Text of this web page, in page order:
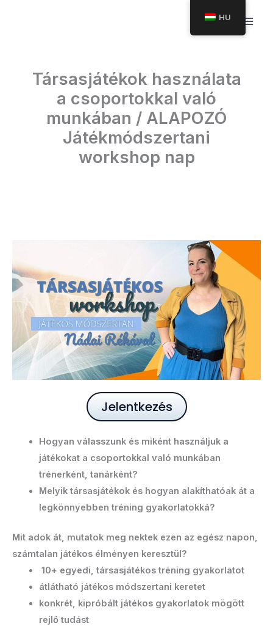
Társasjátékok használata
a csoportokkal való
munkában / ALAPOZÓ
Játékmódszertani
workshop nap
Hogyan válasszunk és miként használjuk a
játékokat a csoportokkal való munkában
trénerként, tanárként?
Melyik társasjátékok és hogyan alakíthatóak át a
legkönnyebben tréning gyakorlatokká?
Mit adok át, mutatok meg nektek ezen az egész napon,
számtalan játékos élményen keresztül?
10+ egyedi, társasjátékos tréning gyakorlatot
átlátható játékos módszertani keretet
konkrét, kipróbált játékos gyakorlatok mögött
rejlő tudást
Jelentkezés
HU